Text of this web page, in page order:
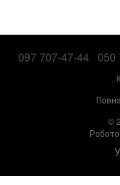
097 707-47-44 050
©